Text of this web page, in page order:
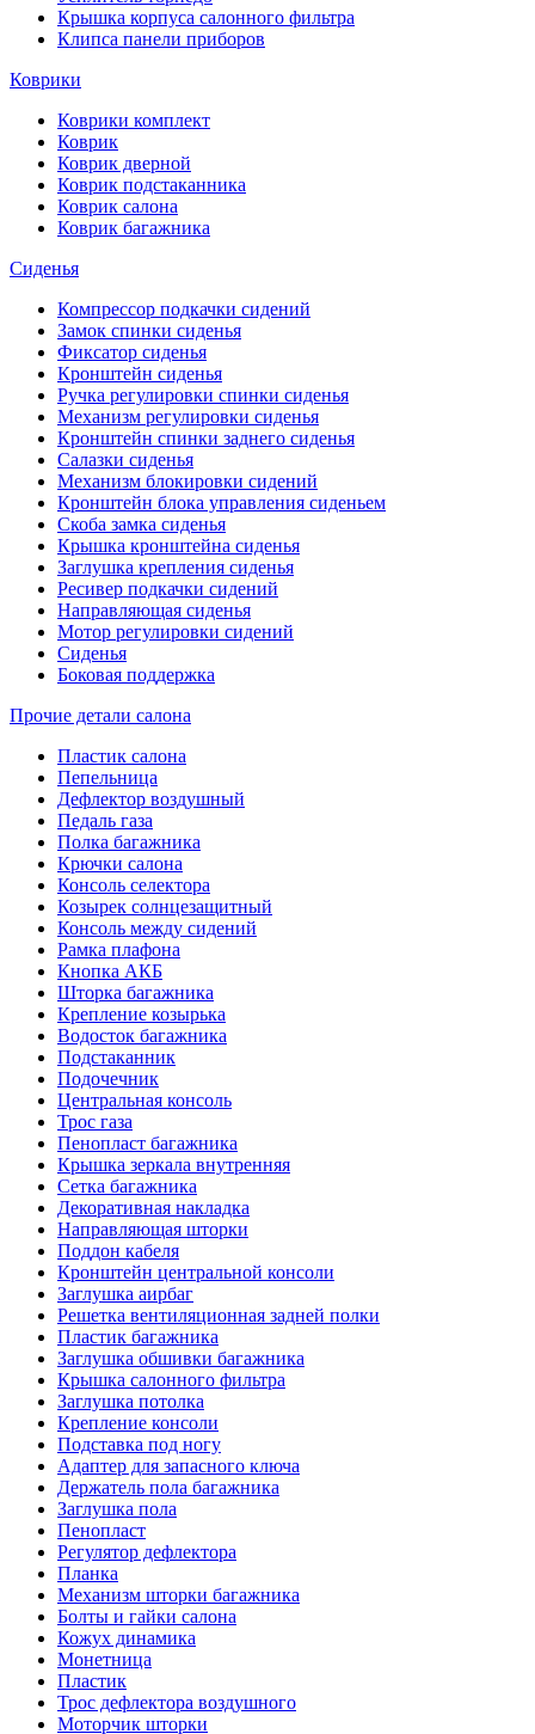
Крышка корпуса салонного фильтра
Клипса панели приборов
Коврики
Коврики комплект
Коврик
Коврик дверной
Коврик подстаканника
Коврик салона
Коврик багажника
Сиденья
Компрессор подкачки сидений
Замок спинки сиденья
Фиксатор сиденья
Кронштейн сиденья
Ручка регулировки спинки сиденья
Механизм регулировки сиденья
Кронштейн спинки заднего сиденья
Салазки сиденья
Механизм блокировки сидений
Кронштейн блока управления сиденьем
Скоба замка сиденья
Крышка кронштейна сиденья
Заглушка крепления сиденья
Ресивер подкачки сидений
Направляющая сиденья
Мотор регулировки сидений
Сиденья
Боковая поддержка
Прочие детали салона
Пластик салона
Пепельница
Дефлектор воздушный
Педаль газа
Полка багажника
Крючки салона
Консоль селектора
Козырек солнцезащитный
Консоль между сидений
Рамка плафона
Кнопка АКБ
Шторка багажника
Крепление козырька
Водосток багажника
Подстаканник
Подочечник
Центральная консоль
Трос газа
Пенопласт багажника
Крышка зеркала внутренняя
Сетка багажника
Декоративная накладка
Направляющая шторки
Поддон кабеля
Кронштейн центральной консоли
Заглушка аирбаг
Решетка вентиляционная задней полки
Пластик багажника
Заглушка обшивки багажника
Крышка салонного фильтра
Заглушка потолка
Крепление консоли
Подставка под ногу
Адаптер для запасного ключа
Держатель пола багажника
Заглушка пола
Пенопласт
Регулятор дефлектора
Планка
Механизм шторки багажника
Болты и гайки салона
Кожух динамика
Монетница
Пластик
Трос дефлектора воздушного
Моторчик шторки